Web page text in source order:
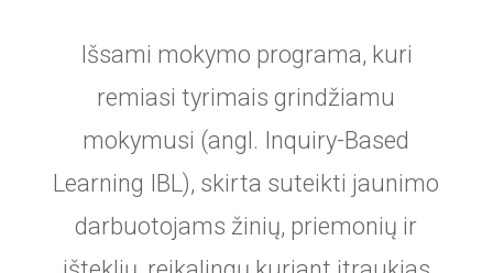
Išsami mokymo programa, kuri
remiasi tyrimais grindžiamu
mokymusi (angl. Inquiry-Based
Learning IBL), skirta suteikti jaunimo
darbuotojams žinių, priemonių ir